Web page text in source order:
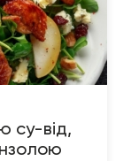
су-від,